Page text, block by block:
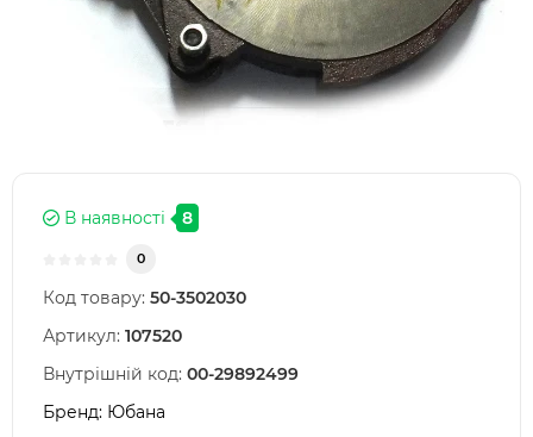
В наявності 8
0
Код товару: 50-3502030
Артикул: 107520
Внутрішній код: 00-29892499
Бренд: Юбана